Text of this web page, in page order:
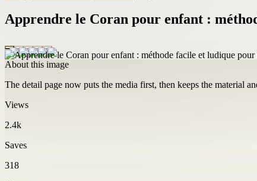
Apprendre le Coran pour enfant :
About this image
The detail page now puts the media first, then keeps the material
Views
2.4k
Saves
318